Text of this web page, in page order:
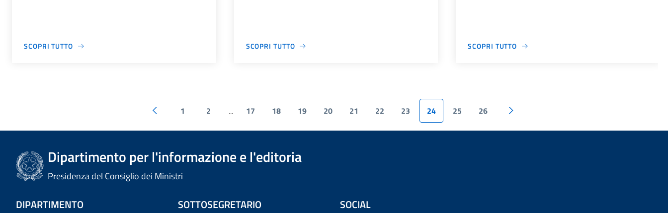
SCOPRI TUTTO SCOPRI TUTTO SCOPRI TUTTO
1 2 ... 17 18 19 20 21 22 23 24 25 26
Dipartimento per l'informazione e l'editoria
Presidenza del Consiglio dei Ministri
DIPARTIMENTO SOTTOSEGRETARIO SOCIAL